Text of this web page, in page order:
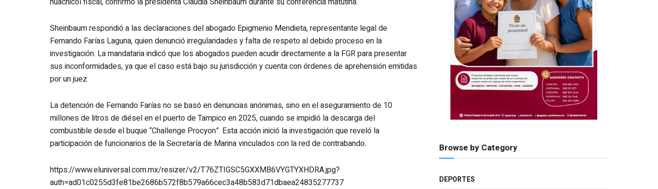
Sheinbaum respondió a las declaraciones del abogado Epigmenio Mendieta, representante legal de
Fernando Farías Laguna, quien denunció irregularidades y falta de respeto al debido proceso en la
investigación. La mandataria indicó que los abogados pueden acudir directamente a la FGR para presentar
sus inconformidades, ya que el caso está bajo su jurisdicción y cuenta con órdenes de aprehensión emitidas
por un juez.
La detención de Fernando Farías no se basó en denuncias anónimas, sino en el aseguramiento de 10
millones de litros de diésel en el puerto de Tampico en 2025, cuando se impidió la descarga del
combustible desde el buque “Challenge Procyon”. Esta acción inició la investigación que reveló la
participación de funcionarios de la Secretaría de Marina vinculados con la red de contrabando.
https://www.eluniversal.com.mx/resizer/v2/T76ZTIGSC5GXXMB6VYGTYXHDRA.jpg?
auth=ad01c0255d3fe81be2686b572f8b579a66cec3a48b583d71dbaea24835277737
Browse by Category
DEPORTES